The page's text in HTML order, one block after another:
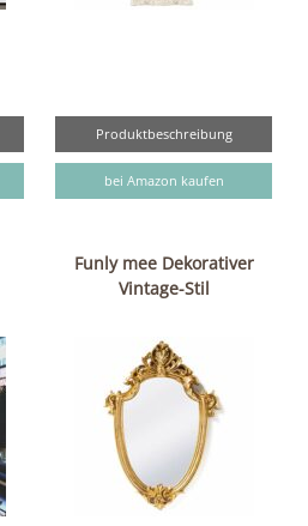
Produktbeschreibung
bei Amazon kaufen
Funly mee Dekorativer
Vintage-Stil